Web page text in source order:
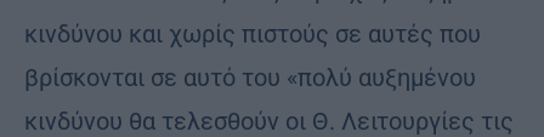
κινδύνου και χωρίς πιστούς σε αυτές που
βρίσκονται σε αυτό του «πολύ αυξημένου
κινδύνου θα τελεσθούν οι Θ. Λειτουργίες τις